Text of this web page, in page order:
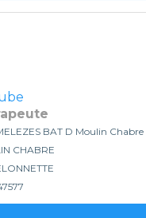
BAT D Moulin Chabre
CHABRE